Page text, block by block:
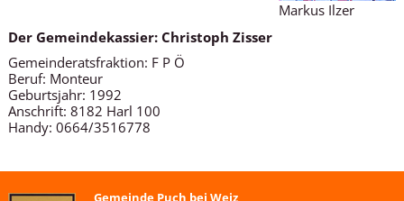
Markus Ilzer
Der Gemeindekassier: Christoph Zisser
Gemeinderatsfraktion: F P Ö
Beruf: Monteur
Geburtsjahr: 1992
Anschrift: 8182 Harl 100
Handy: 0664/3516778
Gemeinde Puch bei Weiz